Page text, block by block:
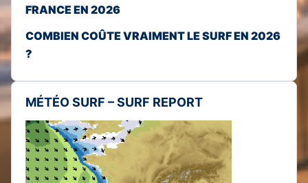
FRANCE EN 2026
COMBIEN COÛTE VRAIMENT LE SURF EN 2026
?
MÉTÉO SURF – SURF REPORT